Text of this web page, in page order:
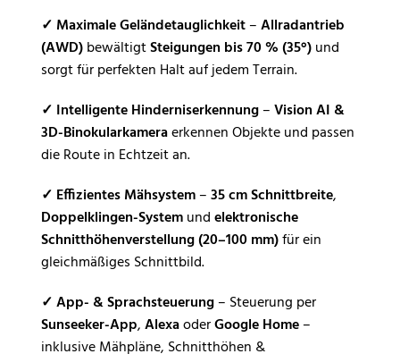
✓ Maximale Geländetauglichkeit–Allradantrieb
(AWD)bewältigtSteigungen bis 70 % (35°)und
sorgt für perfekten Halt auf jedem Terrain.
✓ Intelligente Hinderniserkennung–Vision AI &
3D-Binokularkameraerkennen Objekte und passen
die Route in Echtzeit an.
✓ Effizientes Mähsystem–35 cm Schnittbreite,
Doppelklingen-Systemundelektronische
Schnitthöhenverstellung (20–100 mm)für ein
gleichmäßiges Schnittbild.
✓App- & Sprachsteuerung– Steuerung per
Sunseeker-App,AlexaoderGoogle Home–
inklusive Mähpläne, Schnitthöhen &